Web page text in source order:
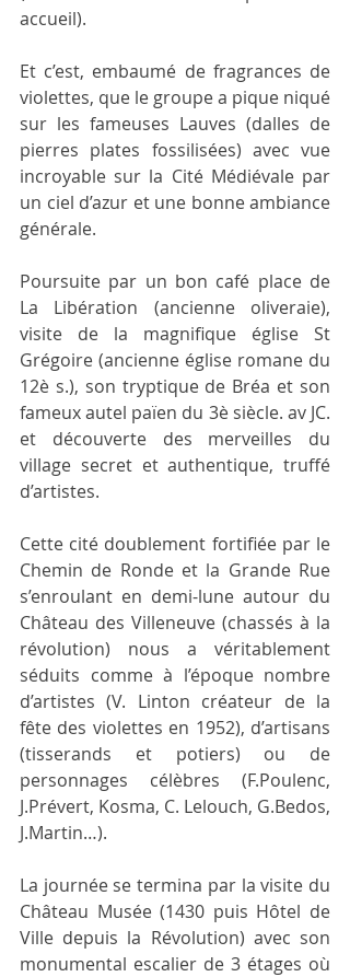
accueil).
Et c’est, embaumé de fragrances de
violettes, que le groupe a pique niqué
sur les fameuses Lauves (dalles de
pierres plates fossilisées) avec vue
incroyable sur la Cité Médiévale par
un ciel d’azur et une bonne ambiance
générale.
Poursuite par un bon café place de
La Libération (ancienne oliveraie),
visite de la magnifique église St
Grégoire (ancienne église romane du
12è s.), son tryptique de Bréa et son
fameux autel païen du 3è siècle. av JC.
et découverte des merveilles du
village secret et authentique, truffé
d’artistes.
Cette cité doublement fortifiée par le
Chemin de Ronde et la Grande Rue
s’enroulant en demi-lune autour du
Château des Villeneuve (chassés à la
révolution) nous a véritablement
séduits comme à l’époque nombre
d’artistes (V. Linton créateur de la
fête des violettes en 1952), d’artisans
(tisserands et potiers) ou de
personnages célèbres (F.Poulenc,
J.Prévert, Kosma, C. Lelouch, G.Bedos,
J.Martin…).
La journée se termina par la visite du
Château Musée (1430 puis Hôtel de
Ville depuis la Révolution) avec son
monumental escalier de 3 étages où